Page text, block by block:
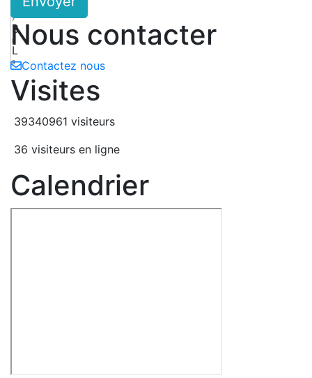
7
3
8
L
9
Nous contacter
Contactez nous
Visites
39340961 visiteurs
36 visiteurs en ligne
Calendrier